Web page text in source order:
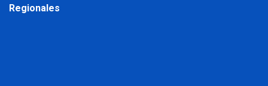
Regionales